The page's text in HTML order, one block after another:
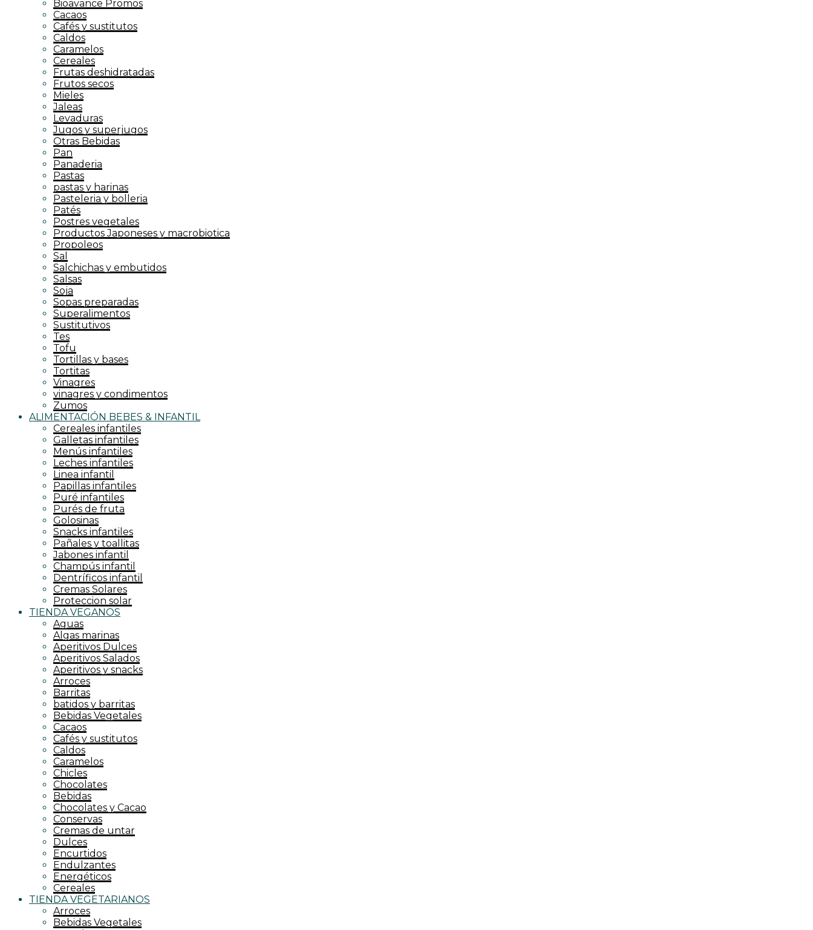
Bioavance Promos
Cacaos
Cafés y sustitutos
Caldos
Caramelos
Cereales
Frutas deshidratadas
Frutos secos
Mieles
Jaleas
Levaduras
Jugos y superjugos
Otras Bebidas
Pan
Panaderia
Pastas
pastas y harinas
Pasteleria y bolleria
Patés
Postres vegetales
Productos Japoneses y macrobiotica
Propoleos
Sal
Salchichas y embutidos
Salsas
Soja
Sopas preparadas
Superalimentos
Sustitutivos
Tes
Tofu
Tortillas y bases
Tortitas
Vinagres
vinagres y condimentos
Zumos
ALIMENTACIÓN BEBES & INFANTIL
Cereales infantiles
Galletas infantiles
Menús infantiles
Leches infantiles
Linea infantil
Papillas infantiles
Puré infantiles
Purés de fruta
Golosinas
Snacks infantiles
Pañales y toallitas
Jabones infantil
Champús infantil
Dentríficos infantil
Cremas Solares
Proteccion solar
TIENDA VEGANOS
Aguas
Algas marinas
Aperitivos Dulces
Aperitivos Salados
Aperitivos y snacks
Arroces
Barritas
batidos y barritas
Bebidas Vegetales
Cacaos
Cafés y sustitutos
Caldos
Caramelos
Chicles
Chocolates
Bebidas
Chocolates y Cacao
Conservas
Cremas de untar
Dulces
Encurtidos
Endulzantes
Energéticos
Cereales
TIENDA VEGETARIANOS
Arroces
Bebidas Vegetales